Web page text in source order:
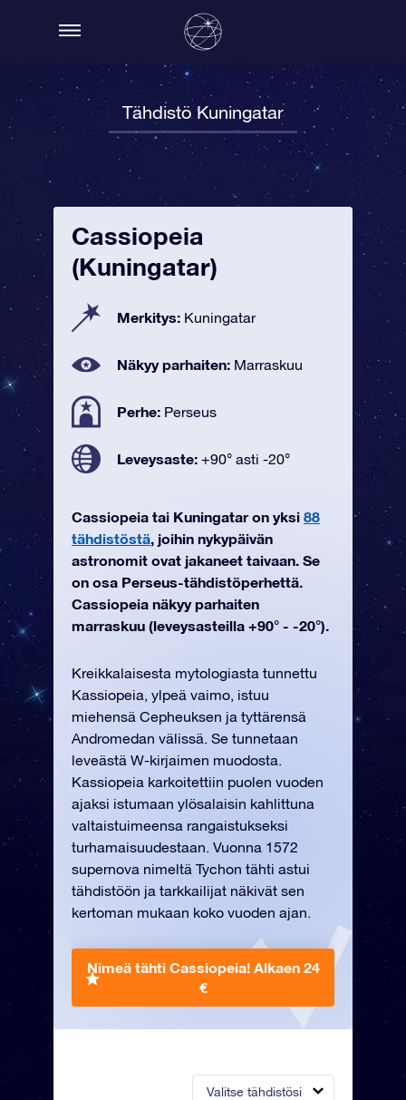
Tähdistö Kuningatar
Valitse tähdistösi
Cassiopeia
(Kuningatar)
Merkitys: Kuningatar
Näkyy parhaiten: Marraskuu
Perhe: Perseus
Leveysaste: +90° asti -20°
Cassiopeia tai Kuningatar on yksi 88
tähdistöstä, joihin nykypäivän
astronomit ovat jakaneet taivaan. Se
on osa Perseus-tähdistöperhettä.
Cassiopeia näkyy parhaiten
marraskuu (leveysasteilla +90° - -20°).
Kreikkalaisesta mytologiasta tunnettu
Kassiopeia, ylpeä vaimo, istuu
miehensä Cepheuksen ja tyttärensä
Andromedan välissä. Se tunnetaan
leveästä W-kirjaimen muodosta.
Kassiopeia karkoitettiin puolen vuoden
ajaksi istumaan ylösalaisin kahlittuna
valtaistuimeensa rangaistukseksi
turhamaisuudestaan. Vuonna 1572
supernova nimeltä Tychon tähti astui
tähdistöön ja tarkkailijat näkivät sen
kertoman mukaan koko vuoden ajan.
Nimeä tähti Cassiopeia! Alkaen 24
€